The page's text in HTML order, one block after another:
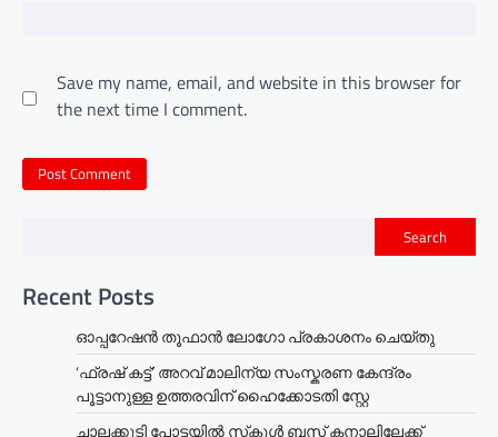
Save my name, email, and website in this browser for
the next time I comment.
Search
Recent Posts
ഓപ്പറേഷൻ തൂഫാൻ ലോഗോ പ്രകാശനം ചെയ്തു
‘ഫ്രഷ് കട്ട്’ അറവ് മാലിന്യ സംസ്കരണ കേന്ദ്രം
പൂട്ടാനുള്ള ഉത്തരവിന് ഹൈക്കോടതി സ്റ്റേ
ചാലക്കുടി പോട്ടയിൽ സ്‌കൂൾ ബസ് കനാലിലേക്ക്